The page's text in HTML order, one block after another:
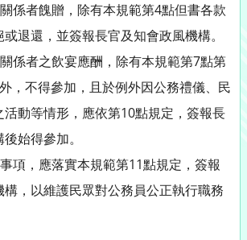
係者餽贈，除有本規範第4點但書各款
退還，並簽報長官及知會政風機構。
係者之飲宴應酬，除有本規範第7點第
，不得參加，且於例外因公務禮儀、民
動等情形，應依第10點規定，簽報長
始得參加。
項，應落實本規範第11點規定，簽報
，以維護民眾對公務員公正執行職務